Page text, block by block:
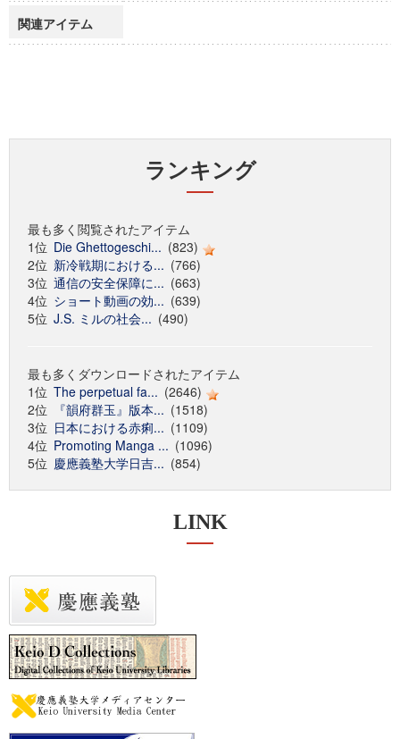
関連アイテム
ランキング
最も多く閲覧されたアイテム
1位 Die Ghettogeschi... (823)
2位 新冷戦期における... (766)
3位 通信の安全保障に... (663)
4位 ショート動画の効... (639)
5位 J.S. ミルの社会... (490)
最も多くダウンロードされたアイテム
1位 The perpetual fa... (2646)
2位
『韻府群玉』版本... (1518)
3位 日本における赤痢... (1109)
4位 Promoting Manga ... (1096)
5位 慶應義塾大学日吉... (854)
LINK